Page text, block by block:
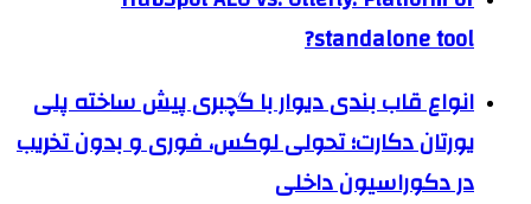
standalone tool?
انواع قاب بندی دیوار با گچبری پیش ساخته پلی
یورتان دکارت؛ تحولی لوکس، فوری و بدون تخریب
در دکوراسیون داخلی